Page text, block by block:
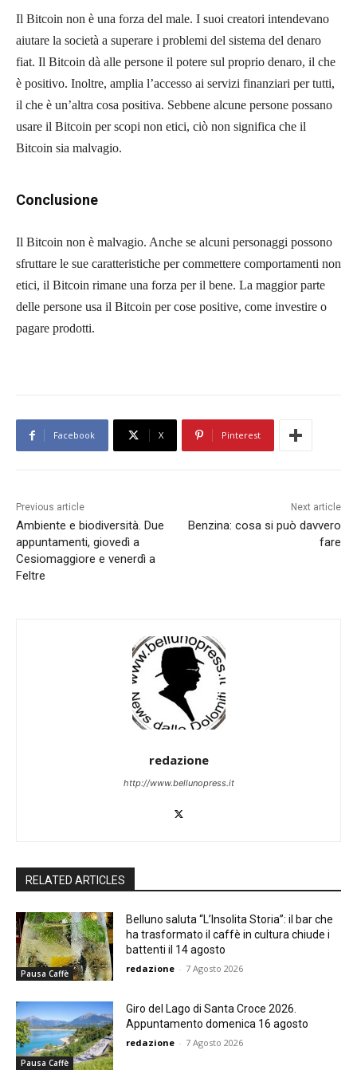
Il Bitcoin non è una forza del male. I suoi creatori intendevano
aiutare la società a superare i problemi del sistema del denaro
fiat. Il Bitcoin dà alle persone il potere sul proprio denaro, il che
è positivo. Inoltre, amplia l’accesso ai servizi finanziari per tutti,
il che è un’altra cosa positiva. Sebbene alcune persone possano
usare il Bitcoin per scopi non etici, ciò non significa che il
Bitcoin sia malvagio.
Conclusione
Il Bitcoin non è malvagio. Anche se alcuni personaggi possono
sfruttare le sue caratteristiche per commettere comportamenti non
etici, il Bitcoin rimane una forza per il bene. La maggior parte
delle persone usa il Bitcoin per cose positive, come investire o
pagare prodotti.
Facebook X Pinterest
Previous article
Ambiente e biodiversità. Due
appuntamenti, giovedì a
Cesiomaggiore e venerdì a
Feltre
Next article
Benzina: cosa si può davvero
fare
redazione
http://www.bellunopress.it
RELATED ARTICLES
Pausa Caffè
Belluno saluta “L’Insolita Storia”: il bar che
ha trasformato il caffè in cultura chiude i
battenti il 14 agosto
redazione - 7 Agosto 2026
Pausa Caffè
Giro del Lago di Santa Croce 2026.
Appuntamento domenica 16 agosto
redazione - 7 Agosto 2026